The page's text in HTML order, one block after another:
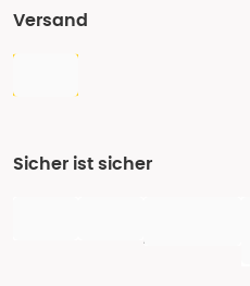
Versand
Sicher ist sicher